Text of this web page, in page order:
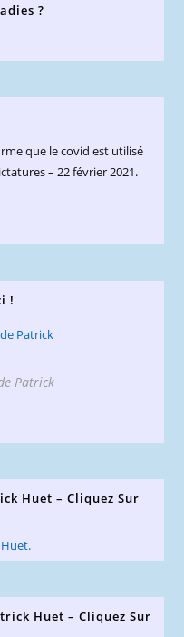
?
que le covid est utilisé
– 22 février 2021.
!
Patrick
Huet – Cliquez Sur
Huet – Cliquez Sur